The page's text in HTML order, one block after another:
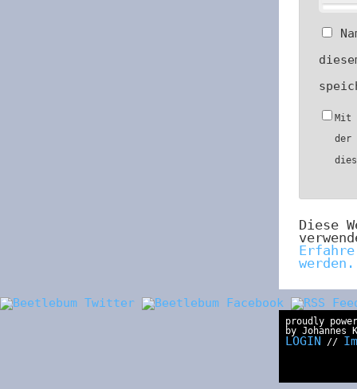
Mit
der
Diese
werden.
proudly
by Johannes
LOGIN //